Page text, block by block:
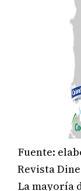
Fuente:
Revista
La mayoría